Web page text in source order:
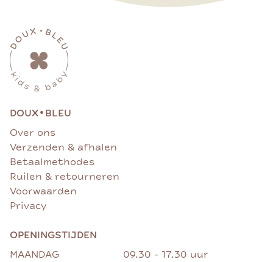
DOUX• BLEU
Over ons
Verzenden & afhalen
Betaalmethodes
Ruilen & retourneren
Voorwaarden
Privacy
OPENINGSTIJDEN
MAANDAG
09.30 - 17.30 uur